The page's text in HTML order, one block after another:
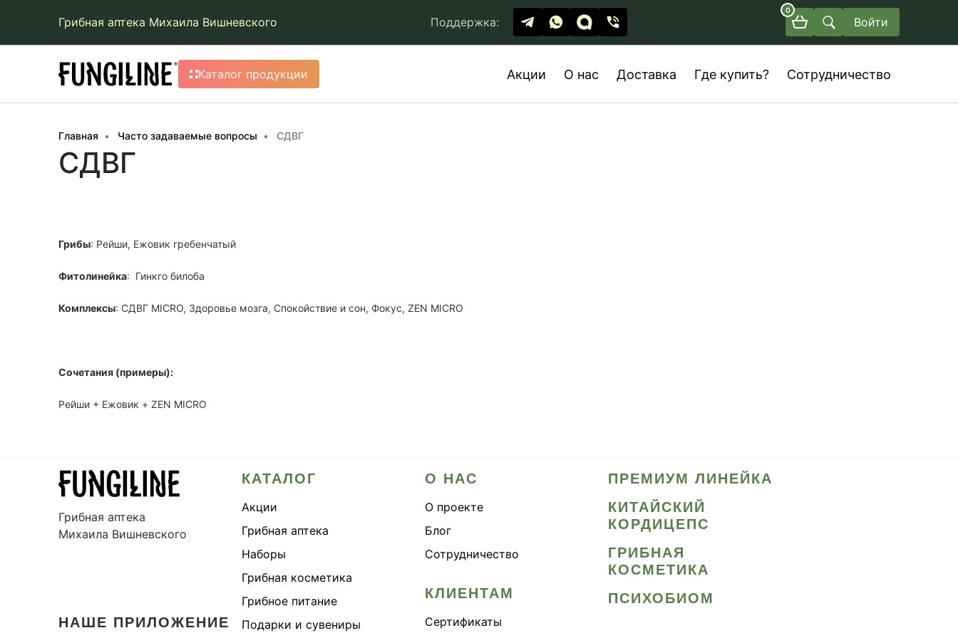
Грибная аптека Михаила Вишневского Поддержка:
0
Войти
Каталог продукции Акции О нас Доставка Где купить? Сотрудничество
Главная Часто задаваемые вопросы СДВГ
СДВГ
Грибы: Рейши, Ежовик гребенчатый
Фитолинейка: Гинкго билоба
Комплексы: СДВГ MICRO, Здоровье мозга, Спокойствие и сон, Фокус, ZEN MICRO
Сочетания (примеры):
Рейши + Ежовик + ZEN MICRO
Грибная аптека
Михаила Вишневского
НАШЕ ПРИЛОЖЕНИЕ
КАТАЛОГ
Акции
Грибная аптека
Наборы
Грибная косметика
Грибное питание
Подарки и сувениры
О НАС
О проекте
Блог
Сотрудничество
КЛИЕНТАМ
Сертификаты
ПРЕМИУМ ЛИНЕЙКА
КИТАЙСКИЙ
КОРДИЦЕПС
ГРИБНАЯ
КОСМЕТИКА
ПСИХОБИОМ